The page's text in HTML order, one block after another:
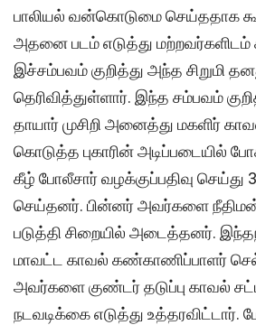
பாலியல் வன்கொடுமை செய்ததாக
அதனை படம் எடுத்து
இச்சம்பவம் குறித்து அந்த சிறுமி
தெரிவித்துள்ளார். இந்த சம்பவம்
தாயார் முசிறி அனைத்து மகளிர்
கொடுத்த புகாரின் அடிப்படையில்
கீழ் போலீசார் வழக்குப்பதிவு செய்து
செய்தனர். பின்னர் அவர்களை
படுத்தி சிறையில் அடைத்தனர்.
மாவட்ட காவல் கண்காணிப்பாளர்
அவர்களை குண்டர் தடுப்பு காவல்
நடவடிக்கை எடுத்து உத்தரவிட்டார்.